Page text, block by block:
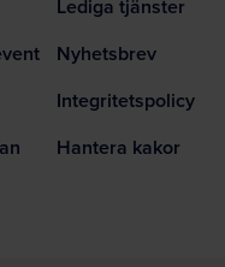
Lediga tjänster
Nyhetsbrev
Integritetspolicy
Hantera kakor